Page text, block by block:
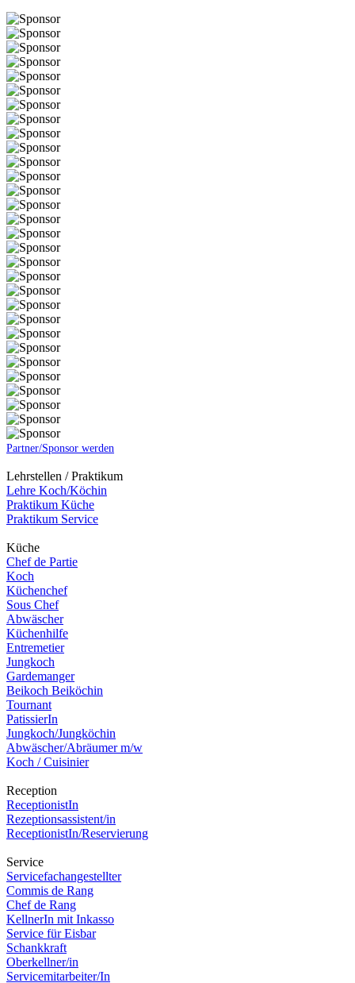
Partner/Sponsor werden
Lehrstellen / Praktikum
Lehre Koch/Köchin
Praktikum Küche
Praktikum Service
Küche
Chef de Partie
Koch
Küchenchef
Sous Chef
Abwäscher
Küchenhilfe
Entremetier
Jungkoch
Gardemanger
Beikoch Beiköchin
Tournant
PatissierIn
Jungkoch/Jungköchin
Abwäscher/Abräumer m/w
Koch / Cuisinier
Reception
ReceptionistIn
Rezeptionsassistent/in
ReceptionistIn/Reservierung
Service
Servicefachangestellter
Commis de Rang
Chef de Rang
KellnerIn mit Inkasso
Service für Eisbar
Schankkraft
Oberkellner/in
Servicemitarbeiter/In